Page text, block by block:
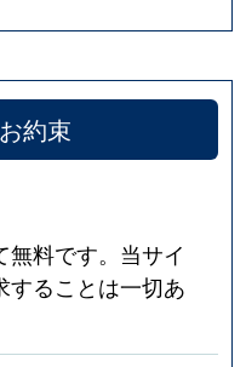
約束
料です。当サイ
することは一切あ